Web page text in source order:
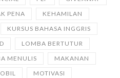
PENA
KEHAMILAN
KURSUS BAHASA INGGRIS
LOMBA BERTUTUR
MENULIS
MAKANAN
MOTIVASI